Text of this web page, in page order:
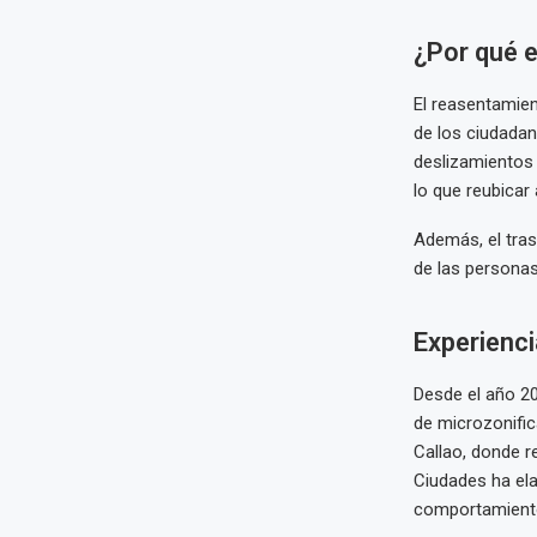
¿Por qué
El
de los
deslizamientos
lo que
Además, el
de las
Desde el año
de
Callao, donde
Ciudades ha